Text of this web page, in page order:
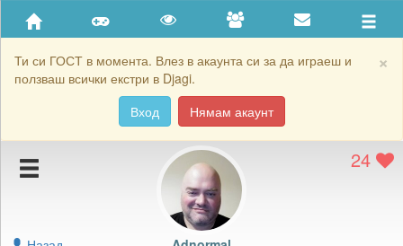
×
Ти си ГОСТ в момента. Влез в акаунта си за да играеш и
ползваш всички екстри в Djagi.
Вход
Нямам акаунт
Приятели
Хронология на игри
Подаръците на Adnormal
Картичките на Adnormal
Блокирай Adnormal
24